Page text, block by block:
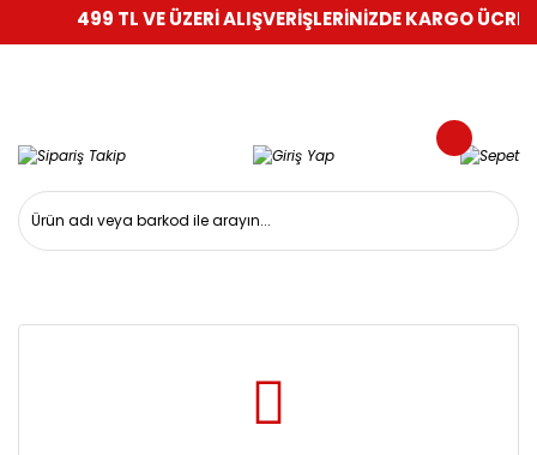
499 TL VE ÜZERİ ALIŞVERİŞLERİNİZDE KARGO